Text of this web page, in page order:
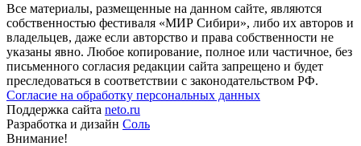
Все материалы, размещенные на данном сайте, являются
собственностью фестиваля «МИР Сибири», либо их авторов и
владельцев, даже если авторство и права собственности не
указаны явно. Любое копирование, полное или частичное, без
письменного согласия редакции сайта запрещено и будет
преследоваться в соответствии с законодательством РФ.
Согласие на обработку персональных данных
Поддержка сайта neto.ru
Разработка и дизайн Соль
Внимание!